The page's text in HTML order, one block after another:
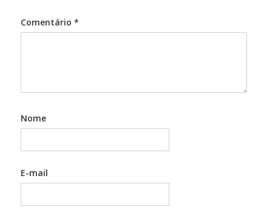
Comentário *
Nome
E-mail